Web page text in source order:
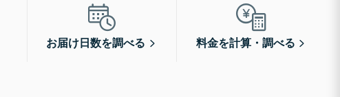
お届け日数を調べる 料金を計算・調べる